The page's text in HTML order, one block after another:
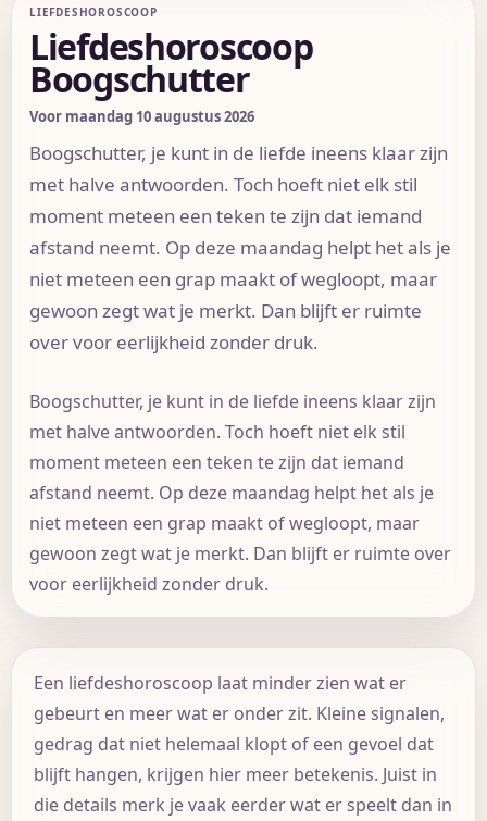
LIEFDESHOROSCOOP
Liefdeshoroscoop
Boogschutter
Voor maandag 10 augustus 2026
Boogschutter, je kunt in de liefde ineens klaar zijn
met halve antwoorden. Toch hoeft niet elk stil
moment meteen een teken te zijn dat iemand
afstand neemt. Op deze maandag helpt het als je
niet meteen een grap maakt of wegloopt, maar
gewoon zegt wat je merkt. Dan blijft er ruimte
over voor eerlijkheid zonder druk.
Boogschutter, je kunt in de liefde ineens klaar zijn
met halve antwoorden. Toch hoeft niet elk stil
moment meteen een teken te zijn dat iemand
afstand neemt. Op deze maandag helpt het als je
niet meteen een grap maakt of wegloopt, maar
gewoon zegt wat je merkt. Dan blijft er ruimte over
voor eerlijkheid zonder druk.
Een liefdeshoroscoop laat minder zien wat er
gebeurt en meer wat er onder zit. Kleine signalen,
gedrag dat niet helemaal klopt of een gevoel dat
blijft hangen, krijgen hier meer betekenis. Juist in
die details merk je vaak eerder wat er speelt dan in